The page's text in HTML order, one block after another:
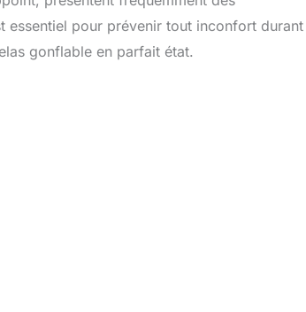
essentiel pour prévenir tout inconfort durant
gonflable en parfait état.